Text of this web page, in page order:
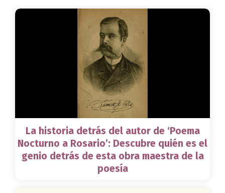
La historia detrás del autor de ‘Poema
Nocturno a Rosario’: Descubre quién es el
genio detrás de esta obra maestra de la
poesía